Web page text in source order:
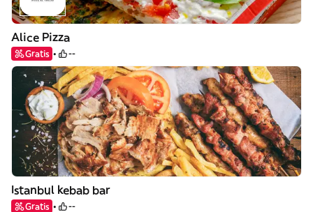
Alice Pizza
Gratis --
Istanbul kebab bar
Gratis --